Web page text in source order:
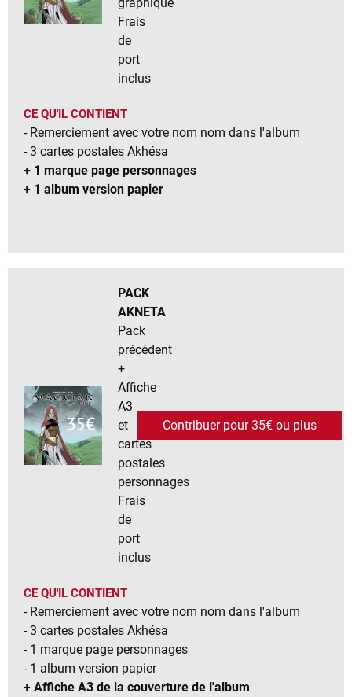
Frais
de
port
inclus
CE QU'IL CONTIENT
- Remerciement avec votre nom nom dans l'album
- 3 cartes postales Akhésa
+ 1 marque page personnages
+ 1 album version papier
PACK
AKNETA
Pack
précédent
+
Affiche
A3
et
cartes
postales
personnages
Frais
de
port
inclus
Contribuer pour 35€ ou plus
CE QU'IL CONTIENT
- Remerciement avec votre nom nom dans l'album
- 3 cartes postales Akhésa
- 1 marque page personnages
- 1 album version papier
+ Affiche A3 de la couverture de l'album